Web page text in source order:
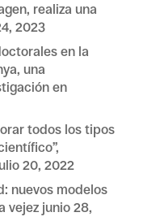
realiza una
2023
en la
una
en
todos los tipos
20, 2022
nuevos modelos
vejez junio 28,